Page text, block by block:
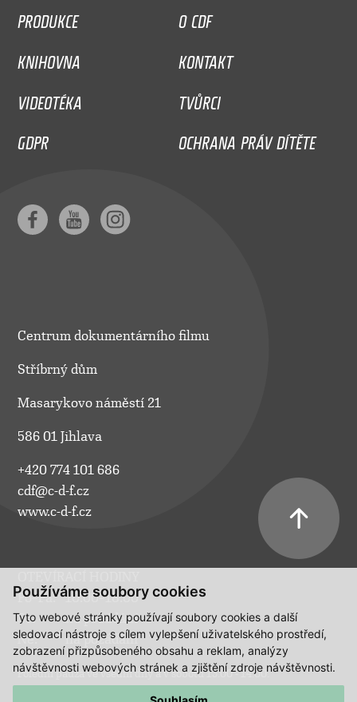
Používáme soubory cookies
Tyto webové stránky používají soubory cookies a další
sledovací nástroje s cílem vylepšení uživatelského prostředí,
zobrazení přizpůsobeného obsahu a reklam, analýzy
návštěvnosti webových stránek a zjištění zdroje návštěvnosti.
PRODUKCE
O CDF
KNIHOVNA
KONTAKT
VIDEOTÉKA
TVŮRCI
GDPR
OCHRANA PRÁV DÍTĚTE
Centrum dokumentárního filmu
Stříbrný dům
Masarykovo náměstí 21
586 01 Jihlava
+420 774 101 686
cdf@c-d-f.cz
www.c-d-f.cz
Po–Pá:
10.00–18.00
So:
na požádání
Ne:
na požádání
Polední pauza ve všední dny a v sobotu 13:00 - 14:00.